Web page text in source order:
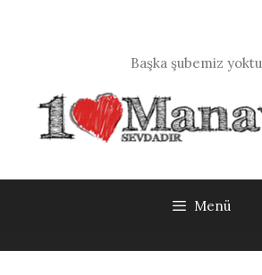
Başka şubemiz
Menü